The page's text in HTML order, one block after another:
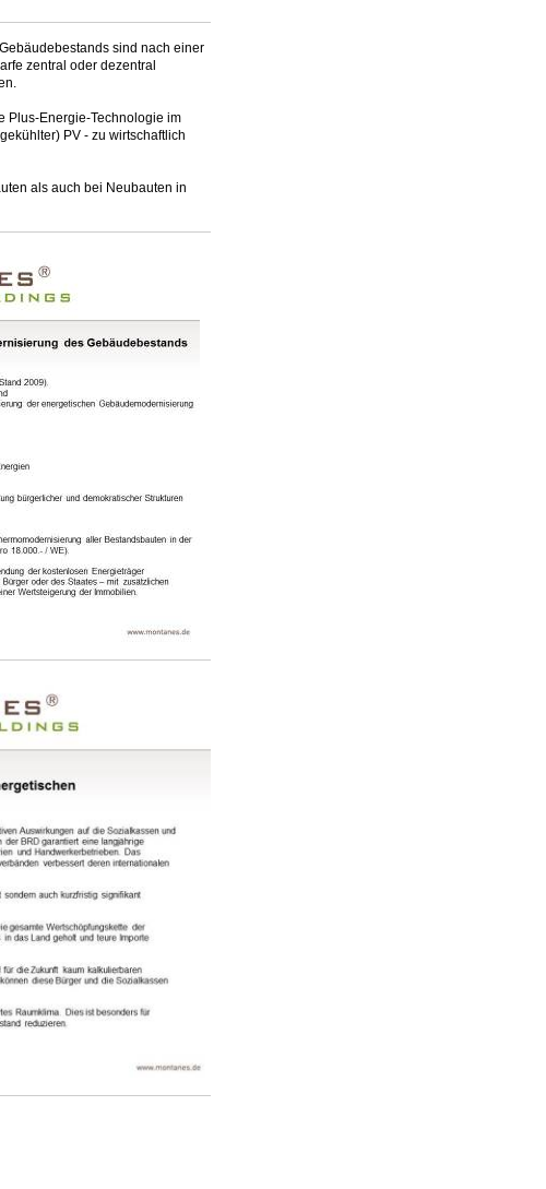
sind nach einer
zentral oder dezentral
Plus-Energie-Technologie im
PV - zu wirtschaftlich
als auch bei Neubauten in